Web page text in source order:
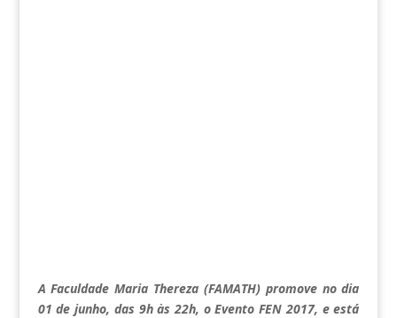
A Faculdade Maria Thereza (FAMATH) promove no dia
01 de junho, das 9h às 22h, o Evento FEN 2017, e está